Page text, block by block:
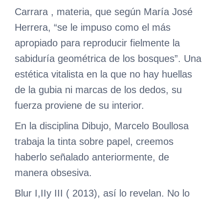
Carrara , materia, que según María José
Herrera, “se le impuso como el más
apropiado para reproducir fielmente la
sabiduría geométrica de los bosques”. Una
estética vitalista en la que no hay huellas
de la gubia ni marcas de los dedos, su
fuerza proviene de su interior.
En la disciplina Dibujo, Marcelo Boullosa
trabaja la tinta sobre papel, creemos
haberlo señalado anteriormente, de
manera obsesiva.
Blur I,IIy III ( 2013), así lo revelan. No lo